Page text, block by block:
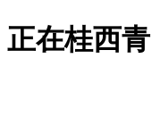
正在桂西